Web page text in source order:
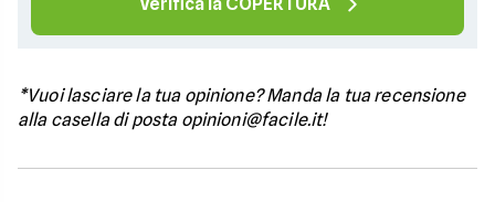
*Vuoi lasciare la tua opinione? Manda la tua recensione
alla casella di posta opinioni@facile.it!